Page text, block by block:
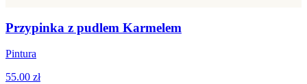
Przypinka z pudlem Karmelem
Pintura
55.00 zł